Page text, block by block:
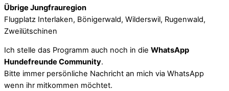
Übrige Jungfrauregion
Flugplatz Interlaken, Bönigerwald, Wilderswil, Rugenwald,
Zweilütschinen
Ich stelle das Programm auch noch in die WhatsApp
Hundefreunde Community.
Bitte immer persönliche Nachricht an mich via WhatsApp
wenn ihr mitkommen möchtet.